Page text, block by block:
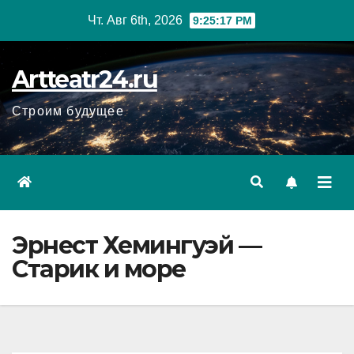
Чт. Авг 6th, 2026 9:25:18 PM
Artteatr24.ru
Строим будущее
Эрнест Хемингуэй —
Старик и море